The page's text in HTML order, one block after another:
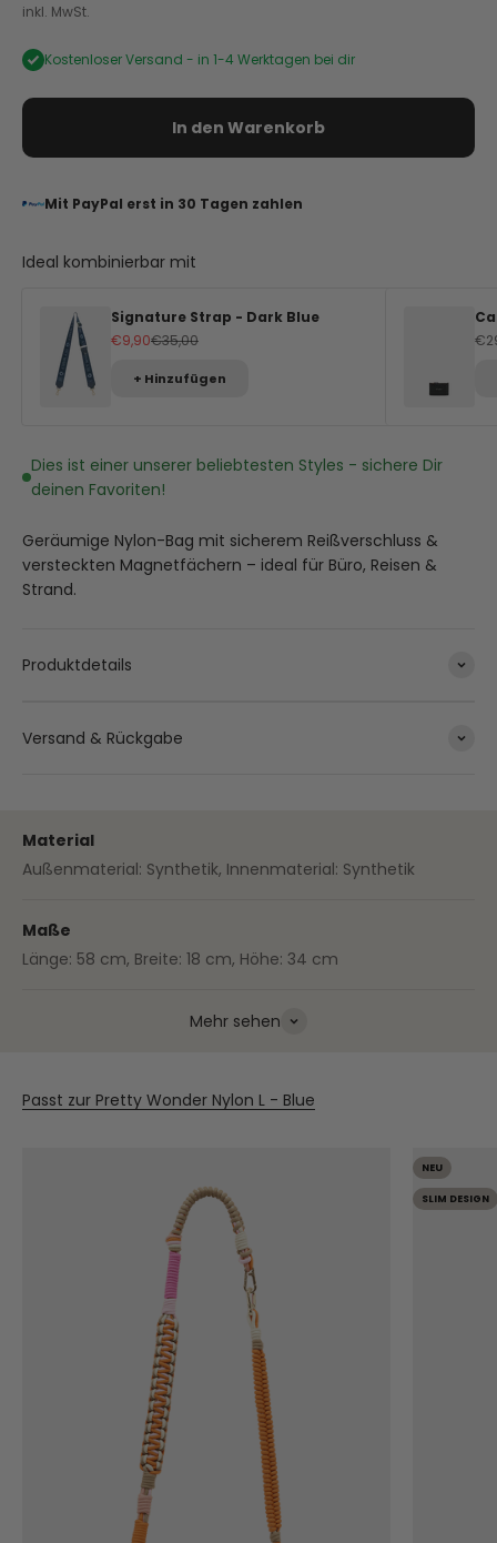
inkl. MwSt.
Kostenloser Versand - in 1-4 Werktagen bei dir
In den Warenkorb
Mit PayPal erst in 30 Tagen zahlen
Ideal kombinierbar mit
Signature Strap - Dark Blue
Angebot
€9,90Regulärer Preis
€35,00
+ Hinzufügen
Dies ist einer unserer beliebtesten Styles - sichere Dir
deinen Favoriten!
Geräumige Nylon-Bag mit sicherem Reißverschluss &
versteckten Magnetfächern – ideal für Büro, Reisen &
Strand.
Produktdetails
Versand & Rückgabe
Material
Außenmaterial: Synthetik, Innenmaterial: Synthetik
Maße
Länge: 58 cm, Breite: 18 cm, Höhe: 34 cm
Mehr sehen
Passt zur Pretty Wonder Nylon L - Blue
NEU
SLIM DESIGN